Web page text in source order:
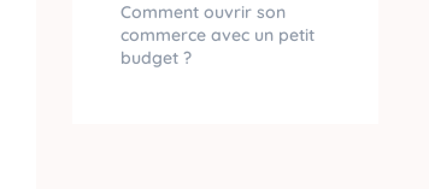
Comment ouvrir son
commerce avec un petit
budget ?